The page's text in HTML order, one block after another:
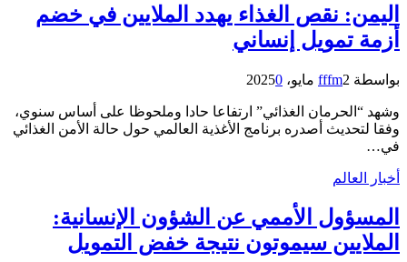
اليمن: نقص الغذاء يهدد الملايين في خضم
أزمة تمويل إنساني
بواسطة fffm 2 مايو، 2025 0
وشهد “الحرمان الغذائي” ارتفاعا حادا وملحوظا على أساس سنوي،
وفقا لتحديث أصدره برنامج الأغذية العالمي حول حالة الأمن الغذائي
في…
أخبار العالم
المسؤول الأممي عن الشؤون الإنسانية:
الملايين سيموتون نتيجة خفض التمويل